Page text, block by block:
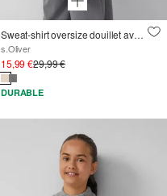
Sweat-shirt oversize douillet avec un imprimé discret
s.Oliver
15,99 €29,99 €
DURABLE